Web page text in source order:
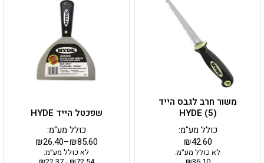
משור חרב לגבס הייד
HYDE (5)
₪42.60
כולל מע"מ:
לא כולל מע״מ:
שפכטל הייד HYDE
₪26.40–₪85.60
כולל מע"מ:
לא כולל מע״מ:
יש
מספר
סוגים.
ניתן
לבחור
את
האפשרויות